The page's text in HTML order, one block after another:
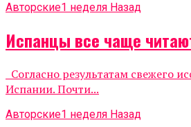
Авторские1 неделя Назад
Испанцы все чаще
Согласно результатам свежего
Испании. Почти...
Авторские1 неделя Назад